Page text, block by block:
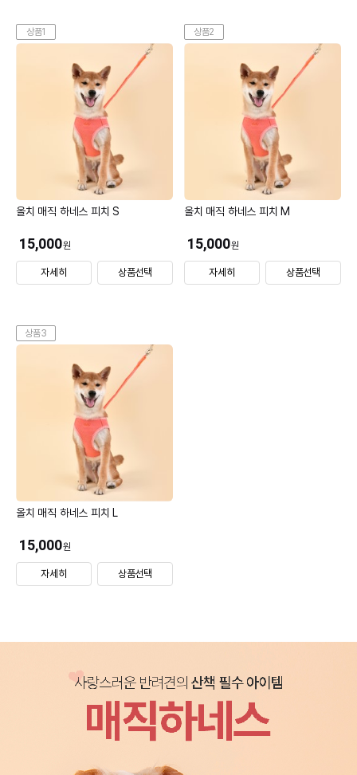
상품1
올치 매직 하네스 피치 S
15,000원
자세히 상품선택
상품2
올치 매직 하네스 피치 M
15,000원
자세히 상품선택
상품3
올치 매직 하네스 피치 L
15,000원
자세히 상품선택